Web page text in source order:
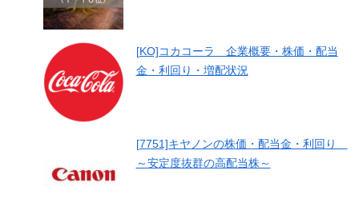
[KO]コカコーラ 企業概要・株価・配当
金・利回り・増配状況
[7751]キヤノンの株価・配当金・利回り
～安定度抜群の高配当株～